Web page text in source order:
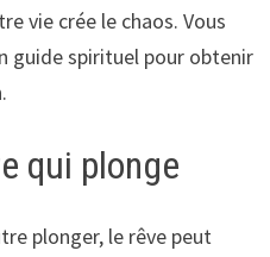
vie crée le chaos. Vous
guide spirituel pour obtenir
qui plonge
plonger, le rêve peut